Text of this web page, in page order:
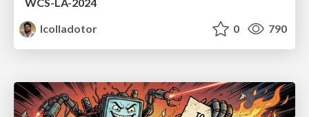
lcolladotor
0 790